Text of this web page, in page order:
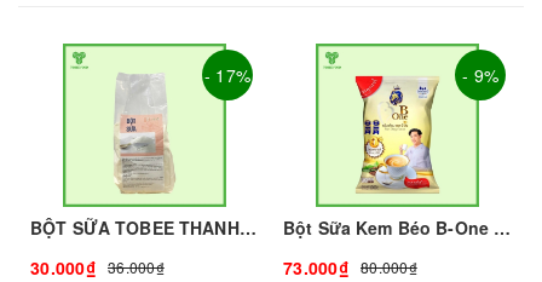
- 17%
BỘT SỮA TOBEE THANH VỊ - 300g - TOBEE FOOD | Bột Sữa làm Trà Sữa - TOBEE FOOD
30.000₫ 36.000₫
- 9%
Bột Sữa Kem Béo B-One 1Kg I Nguyên Liệu Pha Chế - Tobee Food
73.000₫ 80.000₫